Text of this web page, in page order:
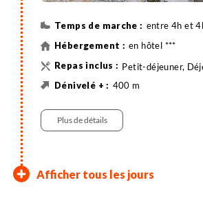
entre 4h et
en hôtel ***
Petit-déjeuner,
400 m
Véhicule privatisé
Randonnée
Plus de détails
Les hauteurs du
Cala Luna
Le canyon
Fin du séjour
Afficher tous les jours